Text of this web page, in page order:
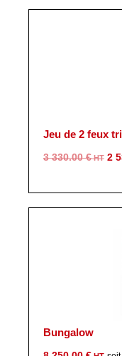
Jeu de 2 feux
3 330.00€
Le
2
Bungalow